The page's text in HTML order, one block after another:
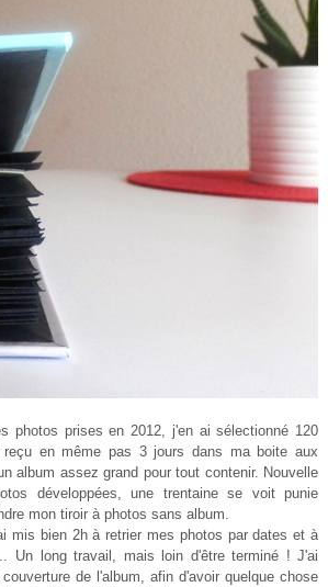
photos prises en 2012, j'en ai sélectionné 120
en même pas 3 jours dans ma boite aux
album assez grand pour tout contenir. Nouvelle
développées, une trentaine se voit punie
dre mon tiroir à photos sans album.
mis bien 2h à retrier mes photos par dates et à
Un long travail, mais loin d'être terminé ! J'ai
de l'album, afin d'avoir quelque chose